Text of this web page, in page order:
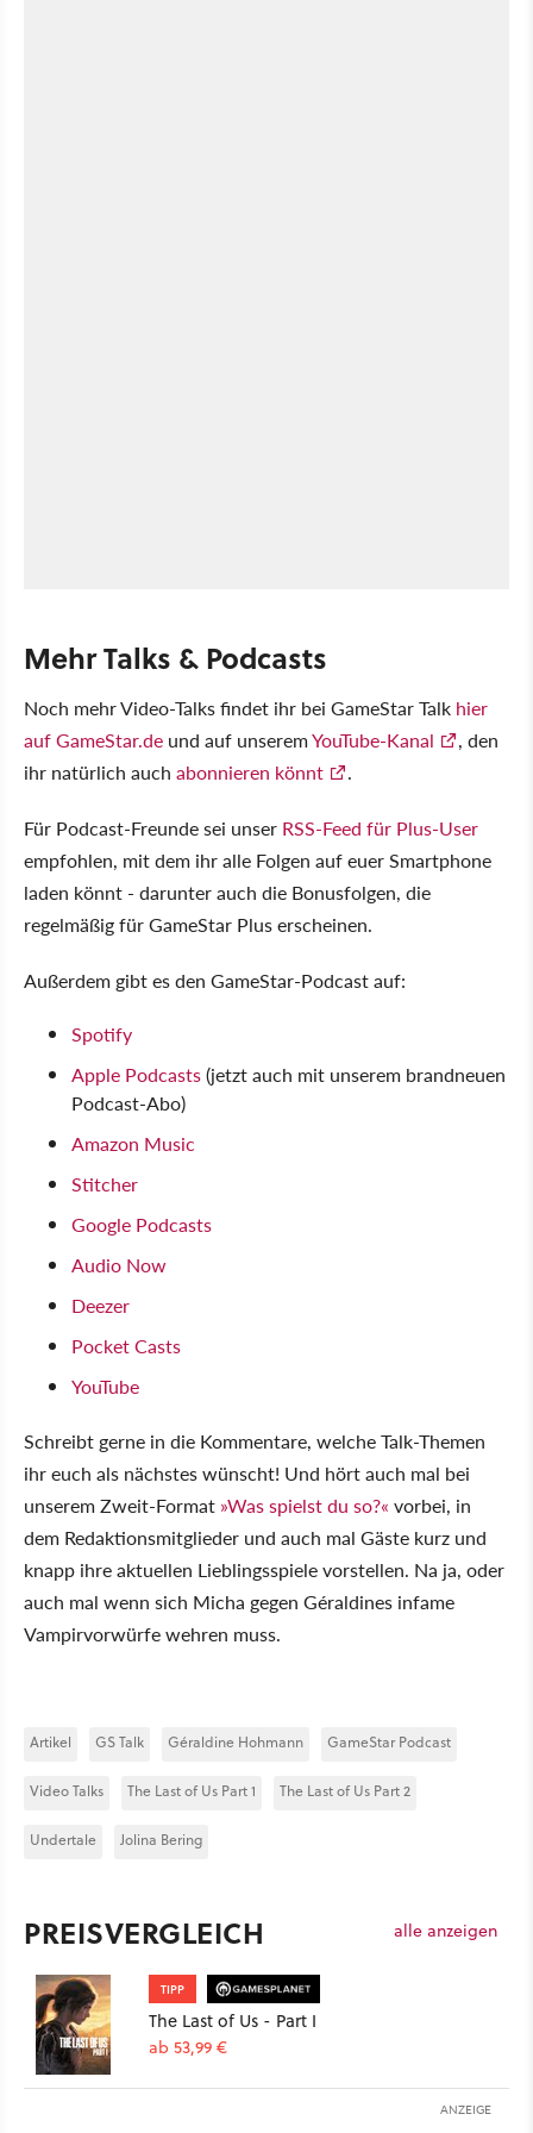
Mehr Talks & Podcasts
Noch mehr Video-Talks findet ihr bei GameStar Talk hier
auf GameStar.de und auf unseremYouTube-Kanal
, den
ihr natürlich auch abonnieren könnt .
Für Podcast-Freunde sei unser RSS-Feed für Plus-User
empfohlen, mit dem ihr alle Folgen auf euer Smartphone
laden könnt - darunter auch die Bonusfolgen, die
regelmäßig für GameStar Plus erscheinen.
Außerdem gibt es den GameStar-Podcast auf:
Spotify
Apple Podcasts(jetzt auch mit unserem brandneuen
Podcast-Abo)
Amazon Music
Stitcher
Google Podcasts
Audio Now
Deezer
Pocket Casts
YouTube
Schreibt gerne in die Kommentare, welche Talk-Themen
ihr euch als nächstes wünscht! Und hört auch mal bei
unserem Zweit-Format »Was spielst du so?« vorbei, in
dem Redaktionsmitglieder und auch mal Gäste kurz und
knapp ihre aktuellen Lieblingsspiele vorstellen. Na ja, oder
auch mal wenn sich Micha gegen Géraldines infame
Vampirvorwürfe wehren muss.
Artikel GS Talk Géraldine Hohmann GameStar Podcast
Video Talks The Last of Us Part 1 The Last of Us Part 2
Undertale Jolina Bering
PREISVERGLEICH alle anzeigen
TIPP
The Last of Us - Part I
ab 53,99 €
ANZEIGE